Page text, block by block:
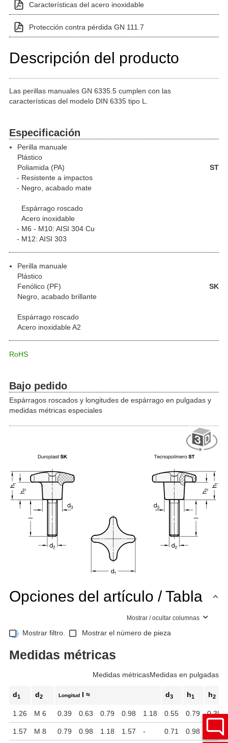
Características del acero inoxidable
Protección contra pérdida GN 111.7
Descripción del producto
Las perillas manuales GN 6335.5 cumplen con las
características del modelo DIN 6335 tipo L.
Especificación
Perilla manuale
Plástico
Poliamida (PA)
ST
Resistente a impactos
Negro, acabado mate
Espárrago roscado
Acero inoxidable
M6 - M10: AISI 304 Cu
M12: AISI 303
Perilla manuale
Plástico
Fenólico (PF)
SK
Negro, acabado brillante
Espárrago roscado
Acero inoxidable A2
RoHS
Bajo pedido
Espárragos roscados y longitudes de espárrago en pulgadas y
medidas métricas especiales
Opciones del artículo / Tabla
Mostrar / ocultar columnas
Mostrar filtro. Mostrar el número de pieza
Medidas métricas
Medidas métricasMedidas en pulgadas
d1 d2 Longitud l ≈ d3 h1 h2
1.26 M 6 0.39 0.63 0.79 0.98 1.18 0.55 0.79 0.39
1.57 M 8 0.79 0.98 1.18 1.57 - 0.71 0.98 0.51